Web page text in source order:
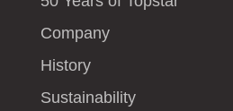
Company
History
Sustainability